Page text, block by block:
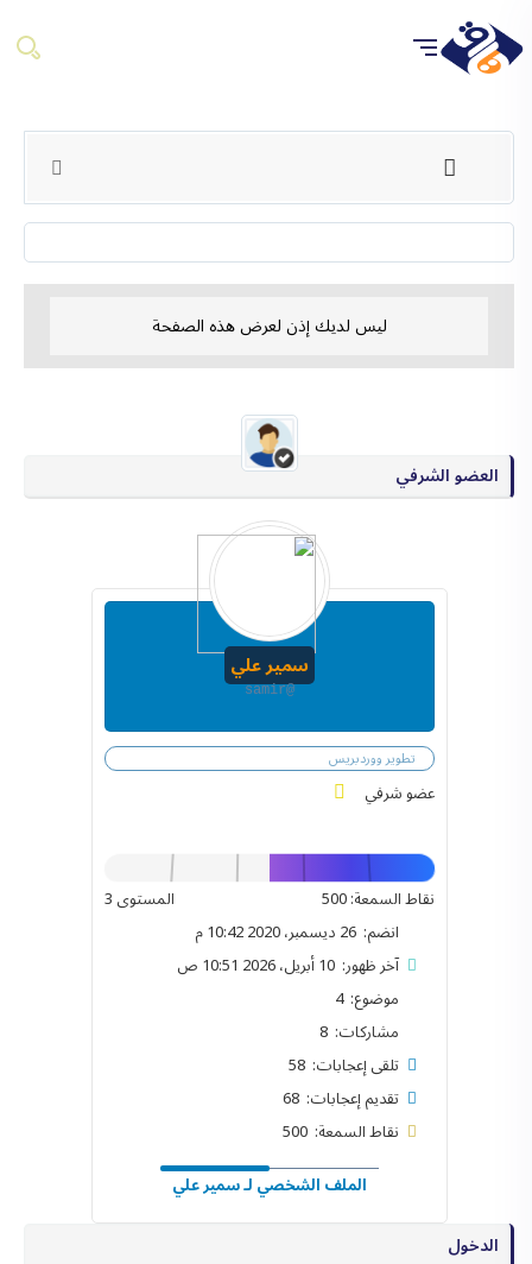
ليس لديك إذن لعرض هذه الصفحة
العضو الشرفي
سمير علي
@samir
تطوير ووردبريس
عضو شرفي
نقاط السمعة: 500
المستوى 3
انضم: 26 ديسمبر، 2020 10:42 م
آخر ظهور: 10 أبريل، 2026 10:51 ص
موضوع: 4
مشاركات: 8
تلقى إعجابات: 58
تقديم إعجابات: 68
نقاط السمعة: 500
الملف الشخصي لـ سمير علي
الدخول